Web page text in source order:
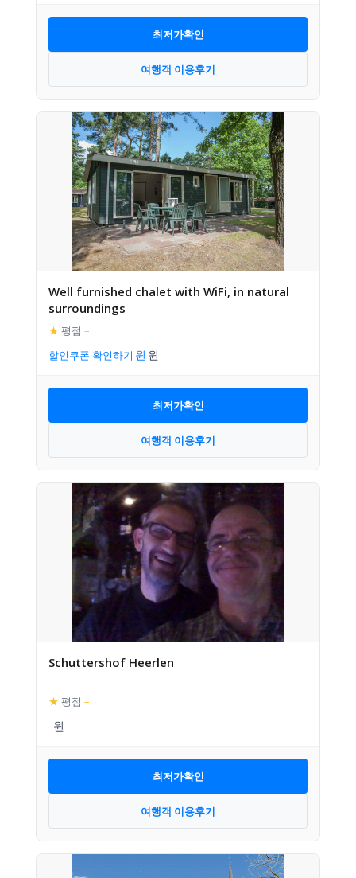
최저가확인
여행객 이용후기
Well furnished chalet with WiFi, in natural
surroundings
★ 평점 –
할인쿠폰 확인하기
최저가확인
여행객 이용후기
Schuttershof Heerlen
★ 평점 –
최저가확인
여행객 이용후기